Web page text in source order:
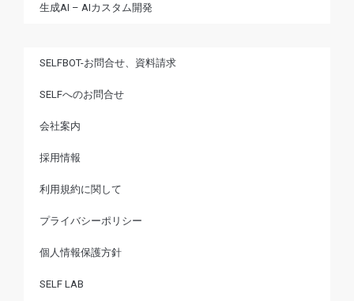
生成AI – AIカスタム開発
SELFBOT-お問合せ、資料請求
SELFへのお問合せ
会社案内
採用情報
利用規約に関して
プライバシーポリシー
個人情報保護方針
SELF LAB